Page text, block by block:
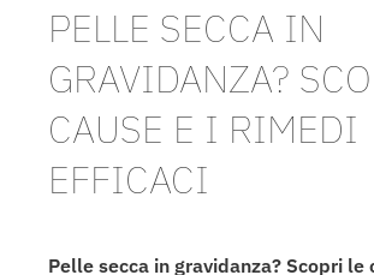
PELLE SECCA IN
GRAVIDANZA?
CAUSE E I RIMEDI
EFFICACI
Pelle secca in gravidanza? Scopri le